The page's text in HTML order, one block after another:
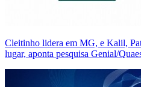
Cleitinho lidera em MG, e Kalil,
lugar, aponta pesquisa Genial/